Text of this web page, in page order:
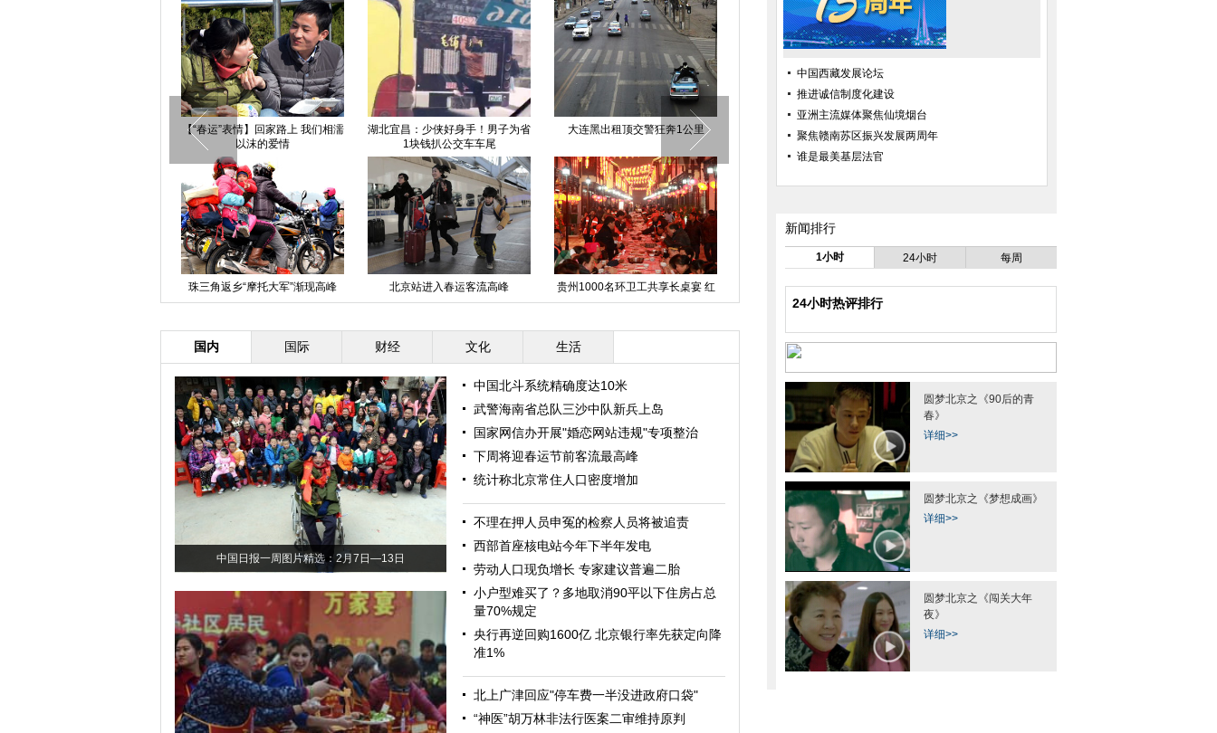
【“春运”表情】回家路上 我们相濡
以沫的爱情
湖北宜昌：少侠好身手！男子为省
1块钱扒公交车车尾
大连黑出租顶交警狂奔1公里
珠三角返乡“摩托大军”渐现高峰 北京站进入春运客流高峰
贵州1000名环卫工共享长桌宴 红
红火火过小年
沈阳惊现“最任性”加长版阳台连通
两幢楼
福州大街小巷“年味”浓 喜气洋洋迎
上海一马路突遭高墙拦腰阻断 酿
成隐患
北京一男子铁链锁身赖医院病床近
国内 国际 财经 文化 生活
中国日报一周图片精选：2月7日—13日
中国北斗系统精确度达10米
武警海南省总队三沙中队新兵上岛
国家网信办开展"婚恋网站违规"专项整治
下周将迎春运节前客流最高峰
统计称北京常住人口密度增加
不理在押人员申冤的检察人员将被追责
西部首座核电站今年下半年发电
劳动人口现负增长 专家建议普遍二胎
小户型难买了？多地取消90平以下住房占总
量70%规定
央行再逆回购1600亿 北京银行率先获定向降
准1%
北上广津回应"停车费一半没进政府口袋"
“神医”胡万林非法行医案二审维持原判
中国西藏发展论坛
推进诚信制度化建设
亚洲主流媒体聚焦仙境烟台
聚焦赣南苏区振兴发展两周年
谁是最美基层法官
新闻排行
1小时 24小时 每周
24小时热评排行
圆梦北京之《90后的青
春》
详细>>
圆梦北京之《梦想成画》
详细>>
圆梦北京之《闯关大年
夜》
详细>>